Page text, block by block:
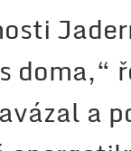
doma,“
a